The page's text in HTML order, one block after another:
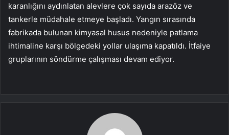
karanlığını aydınlatan alevlere çok sayıda arazöz ve
tankerle müdahale etmeye başladı. Yangın sırasında
fabrikada bulunan kimyasal husus nedeniyle patlama
ihtimaline karşı bölgedeki yollar ulaşıma kapatıldı. İtfaiye
gruplarının söndürme çalışması devam ediyor.